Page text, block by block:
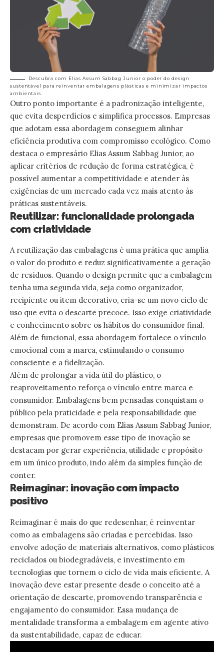
Descubra com Elias Assum Sabbag Junior o poder do design
sustentável para reinventar embalagens plásticas e minimizar impactos
ambientais.
Outro ponto importante é a padronização inteligente,
que evita desperdícios e simplifica processos. Empresas
que adotam essa abordagem conseguem alinhar
eficiência produtiva com compromisso ecológico. Como
destaca o empresário Elias Assum Sabbag Junior, ao
aplicar critérios de redução de forma estratégica, é
possível aumentar a competitividade e atender às
exigências de um mercado cada vez mais atento às
práticas sustentáveis.
Reutilizar: funcionalidade prolongada
com criatividade
A reutilização das embalagens é uma prática que amplia
o valor do produto e reduz significativamente a geração
de resíduos. Quando o design permite que a embalagem
tenha uma segunda vida, seja como organizador,
recipiente ou item decorativo, cria-se um novo ciclo de
uso que evita o descarte precoce. Isso exige criatividade
e conhecimento sobre os hábitos do consumidor final.
Além de funcional, essa abordagem fortalece o vínculo
emocional com a marca, estimulando o consumo
consciente e a fidelização.
Além de prolongar a vida útil do plástico, o
reaproveitamento reforça o vínculo entre marca e
consumidor. Embalagens bem pensadas conquistam o
público pela praticidade e pela responsabilidade que
demonstram. De acordo com Elias Assum Sabbag Junior,
empresas que promovem esse tipo de inovação se
destacam por gerar experiência, utilidade e propósito
em um único produto, indo além da simples função de
conter.
Reimaginar: inovação com impacto
positivo
Reimaginar é mais do que redesenhar, é reinventar
como as embalagens são criadas e percebidas. Isso
envolve adoção de materiais alternativos, como plásticos
reciclados ou biodegradáveis, e investimento em
tecnologias que tornem o ciclo de vida mais eficiente. A
inovação deve estar presente desde o conceito até a
orientação de descarte, promovendo transparência e
engajamento do consumidor. Essa mudança de
mentalidade transforma a embalagem em agente ativo
da sustentabilidade, capaz de educar.